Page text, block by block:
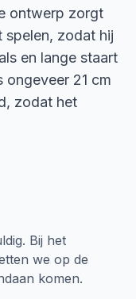
ontwerp zorgt
spelen, zodat hij
en lange staart
21 cm
zodat het
Bij het
we op de
komen.